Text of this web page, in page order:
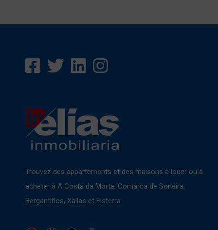
Trouvez des appartements et des maisons à louer ou à
acheter à A Costa da Morte, Comarca de Soneira,
Bergantiños, Xallas et Fisterra